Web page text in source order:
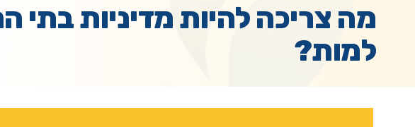
מה צריכה להיות מדיניות בתי
למות?